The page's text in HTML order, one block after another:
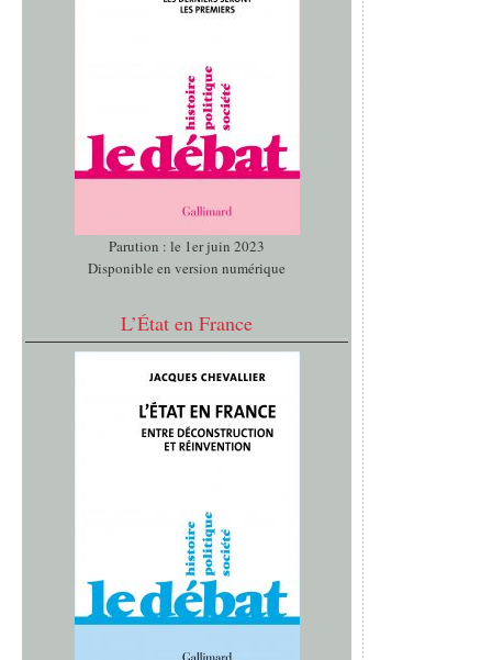
Parution : le 1er juin 2023
Disponible en version numérique
L’État en France